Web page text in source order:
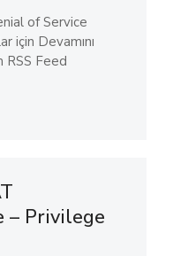
of Service
için Devamını
RSS Feed
– Privilege